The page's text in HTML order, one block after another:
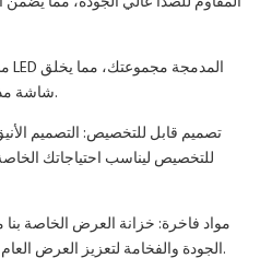
شاشة مذهلة بصريًا تعزز جمال مجوهراتك.
للتخصيص ليناسب احتياجاتك
الجودة والفخامة لتعزيز العرض العام لمجموعة المجوهرات الخاصة بك.